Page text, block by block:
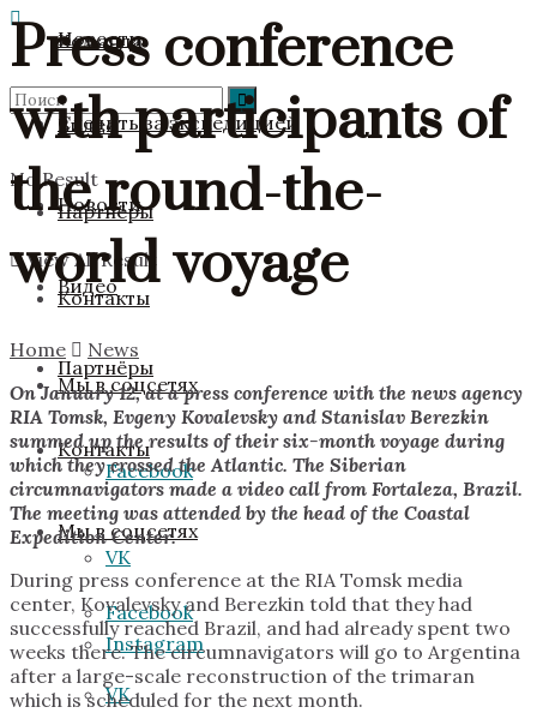
Новости
Видео
Партнёры
Контакты
Мы в соцсетях
Facebook
VK
Instagram
Команда
Следить за экспедицией
Новости
Видео
Партнёры
Контакты
Мы в соцсетях
Facebook
VK
No Result
View All Result
Press conference
with participants of
the round-the-
world voyage
Home
News
On January 12, at a press conference with the news agency
RIA Tomsk, Evgeny Kovalevsky and Stanislav Berezkin
summed up the results of their six-month voyage during
which they crossed the Atlantic. The Siberian
circumnavigators made a video call from Fortaleza, Brazil.
The meeting was attended by the head of the Coastal
Expedition Center.
During press conference at the RIA Tomsk media
center, Kovalevsky and Berezkin told that they had
successfully reached Brazil, and had already spent two
weeks there. The circumnavigators will go to Argentina
after a large-scale reconstruction of the trimaran
which is scheduled for the next month.